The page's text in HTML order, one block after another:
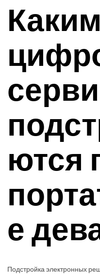
ются
е
Подстройка электронных